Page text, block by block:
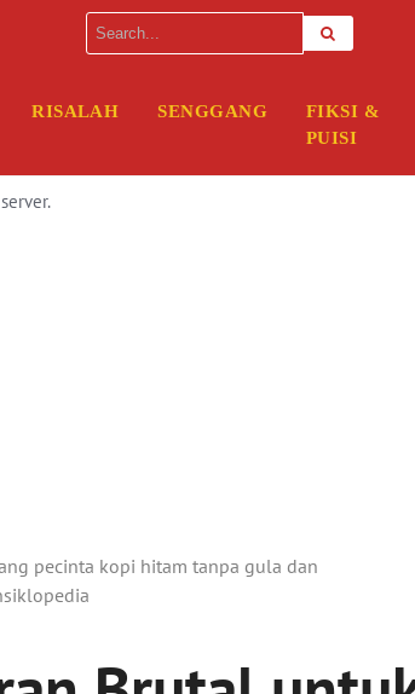
your FTP credentials to proceed. If you do not
RISALAH SENGGANG
FIKSI &
PUISI
pecinta kopi hitam tanpa gula dan